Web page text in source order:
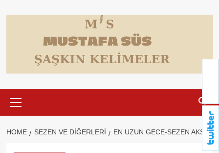
to
Menu
HOME SEZEN VE DIĞERLERI EN UZUN GECE-SEZEN AKSU